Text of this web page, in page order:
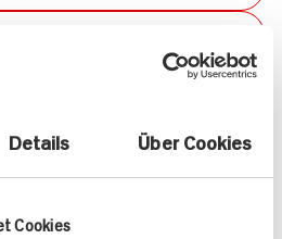
Details Über Cookies
Cookies